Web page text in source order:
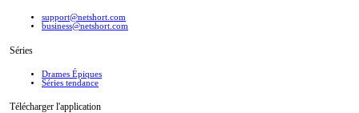
support@netshort.com
business@netshort.com
Séries
Drames Épiques
Séries tendance
Télécharger l'application